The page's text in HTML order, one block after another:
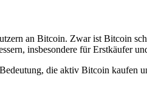
an Bitcoin. Zwar ist Bitcoin
insbesondere für Erstkäufer
die aktiv Bitcoin kaufen